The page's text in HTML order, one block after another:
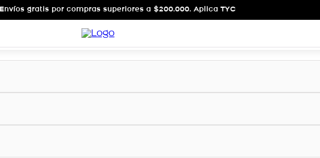
Envíos gratis por compras superiores a $200.000. Aplica TYC